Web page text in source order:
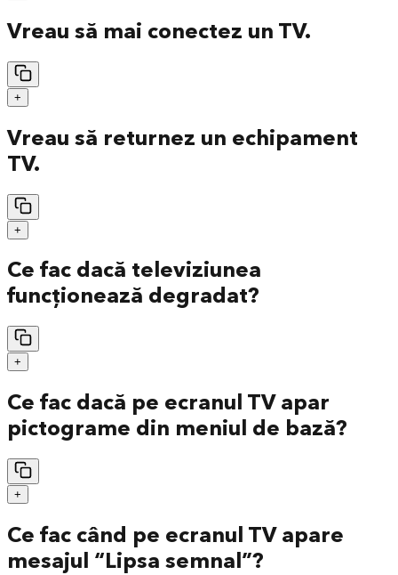
Vreau să mai conectez un TV.
+
Vreau să returnez un echipament
TV.
+
Ce fac dacă televiziunea
funcționează degradat?
+
Ce fac dacă pe ecranul TV apar
pictograme din meniul de bază?
+
Ce fac când pe ecranul TV apare
mesajul “Lipsa semnal”?